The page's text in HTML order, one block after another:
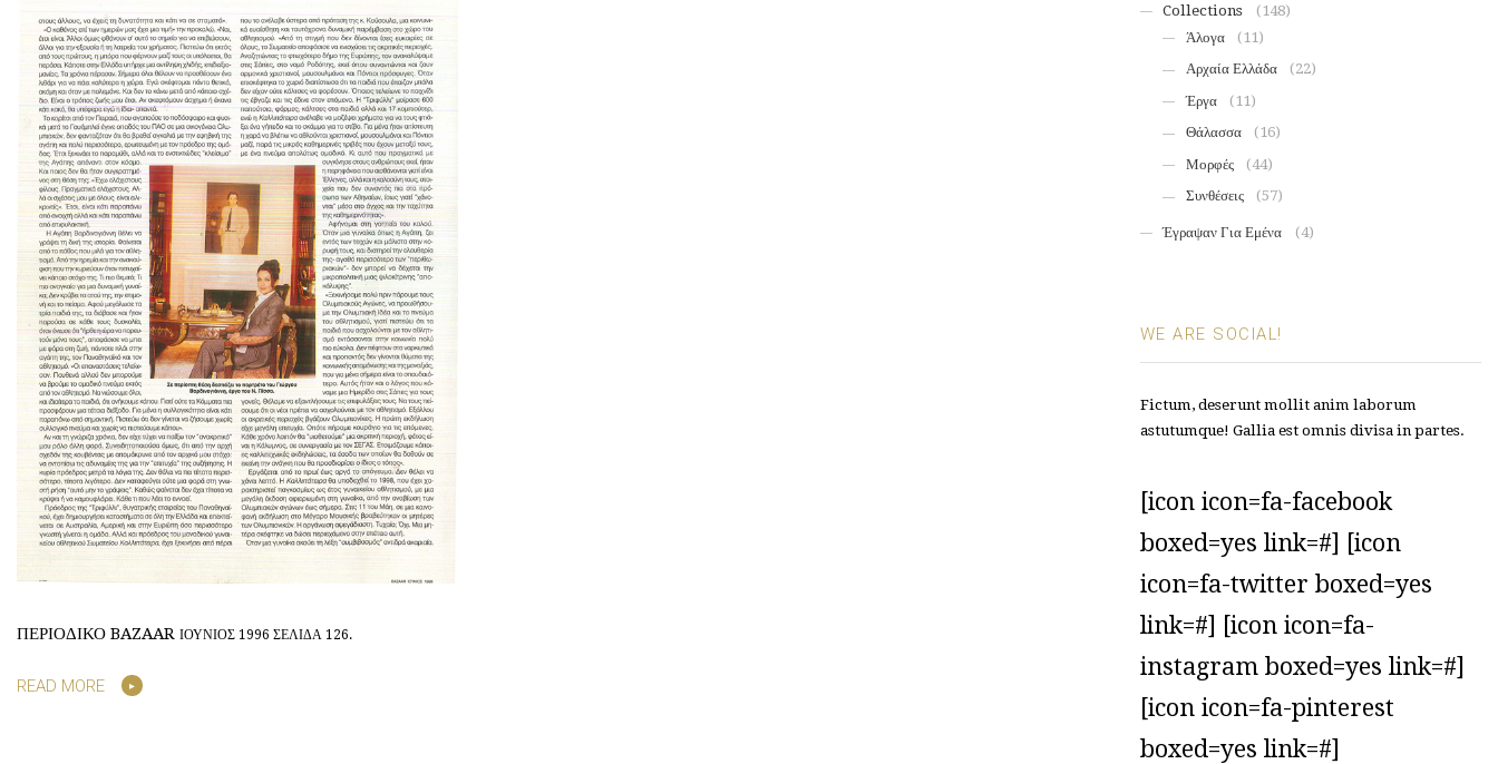
ΠΕΡΙΟΔΙΚΟ BAZAAR ΙΟΥΝΙΟΣ 1996 ΣΕΛΙΔΑ 126.
READ MORE
Collections
(148)
Άλογα
(11)
Αρχαία Ελλάδα
(22)
Έργα
(11)
Θάλασσα
(16)
Μορφές
(44)
Συνθέσεις
(57)
Έγραψαν Για Εμένα (4)
WE ARE SOCIAL!
Fictum, deserunt mollit anim laborum
astutumque! Gallia est omnis divisa in partes.
[icon icon=fa-facebook
boxed=yes link=#] [icon
icon=fa-twitter boxed=yes
link=#] [icon icon=fa-
instagram boxed=yes link=#]
[icon icon=fa-pinterest
boxed=yes link=#]